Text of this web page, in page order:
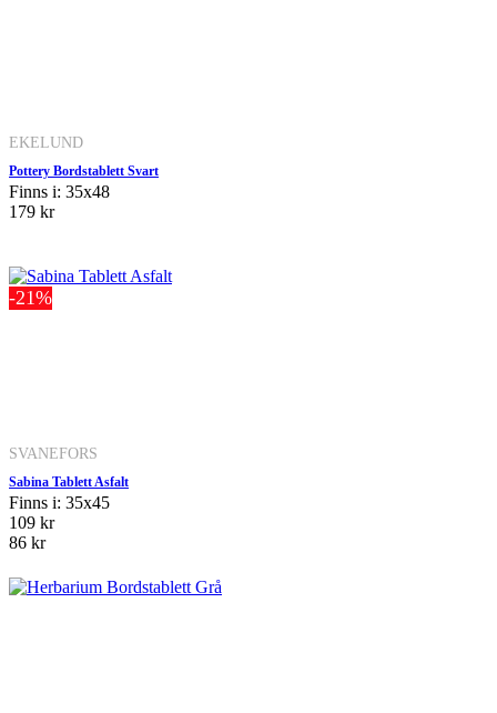
EKELUND
Pottery Bordstablett Svart
Finns i: 35x48
179 kr
-21%
SVANEFORS
Sabina Tablett Asfalt
Finns i: 35x45
109 kr
86 kr